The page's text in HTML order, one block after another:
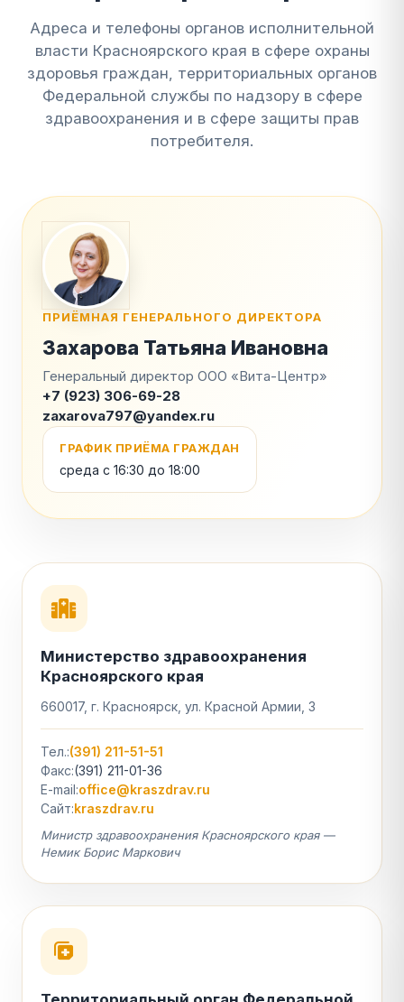
Адреса и телефоны органов исполнительной
власти Красноярского края в сфере охраны
здоровья граждан, территориальных органов
Федеральной службы по надзору в сфере
здравоохранения и в сфере защиты прав
потребителя.
ПРИЁМНАЯ ГЕНЕРАЛЬНОГО ДИРЕКТОРА
Захарова Татьяна Ивановна
Генеральный директор ООО «Вита-Центр»
+7 (923) 306-69-28
zaxarova797@yandex.ru
ГРАФИК ПРИЁМА ГРАЖДАН
среда с 16:30 до 18:00
Министерство здравоохранения
Красноярского края
660017, г. Красноярск, ул. Красной Армии, 3
Тел.:(391) 211-51-51
Факс:(391) 211-01-36
E-mail:office@kraszdrav.ru
Сайт:kraszdrav.ru
Министр здравоохранения Красноярского края —
Немик Борис Маркович